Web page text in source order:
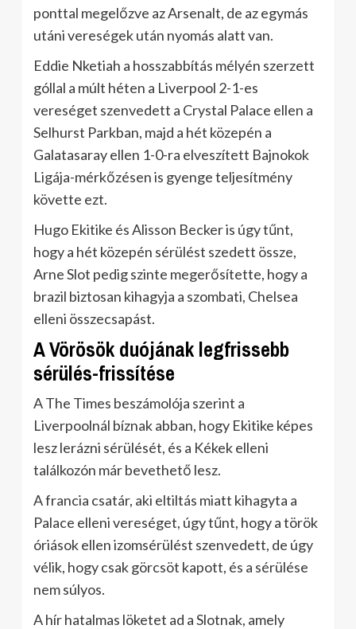
ponttal megelőzve az Arsenalt, de az egymás
utáni vereségek után nyomás alatt van.
Eddie Nketiah a hosszabbítás mélyén szerzett
góllal a múlt héten a Liverpool 2-1-es
vereséget szenvedett a Crystal Palace ellen a
Selhurst Parkban, majd a hét közepén a
Galatasaray ellen 1-0-ra elveszített Bajnokok
Ligája-mérkőzésen is gyenge teljesítmény
követte ezt.
Hugo Ekitike és Alisson Becker is úgy tűnt,
hogy a hét közepén sérülést szedett össze,
Arne Slot pedig szinte megerősítette, hogy a
brazil biztosan kihagyja a szombati, Chelsea
elleni összecsapást.
A Vörösök duójának legfrissebb
sérülés-frissítése
A The Times beszámolója szerint a
Liverpoolnál bíznak abban, hogy Ekitike képes
lesz lerázni sérülését, és a Kékek elleni
találkozón már bevethető lesz.
A francia csatár, aki eltiltás miatt kihagyta a
Palace elleni vereséget, úgy tűnt, hogy a török
óriások ellen izomsérülést szenvedett, de úgy
vélik, hogy csak görcsöt kapott, és a sérülése
nem súlyos.
A hír hatalmas löketet ad a Slotnak, amely